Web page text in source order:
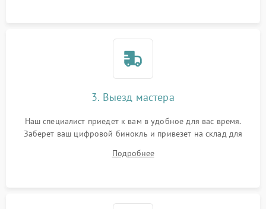
3. Выезд мастера
Наш специалист приедет к вам в удобное для вас время.
Заберет ваш цифровой бинокль и привезет на склад для
Подробнее